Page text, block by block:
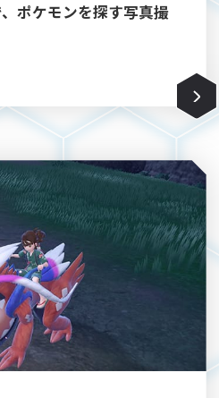
、ポケモンを探す写真撮